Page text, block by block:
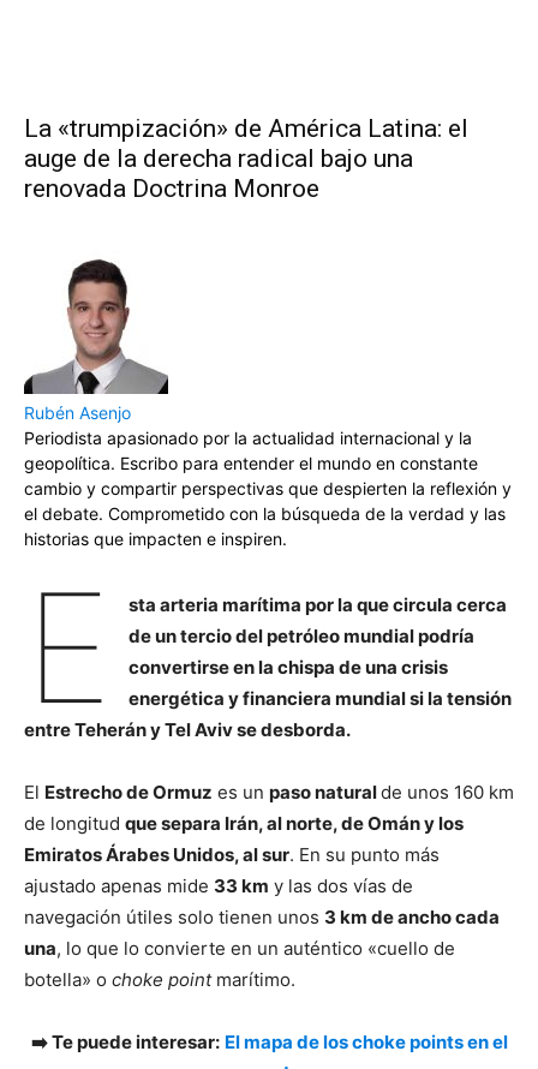
La «trumpización» de América Latina: el
auge de la derecha radical bajo una
renovada Doctrina Monroe
Rubén Asenjo
Periodista apasionado por la actualidad internacional y la
geopolítica. Escribo para entender el mundo en constante
cambio y compartir perspectivas que despierten la reflexión y
el debate. Comprometido con la búsqueda de la verdad y las
historias que impacten e inspiren.
E
sta arteria marítima por la que circula cerca
de un tercio del petróleo mundial podría
convertirse en la chispa de una crisis
energética y financiera mundial si la tensión
entre Teherán y Tel Aviv se desborda.
El Estrecho de Ormuz es un paso naturalde unos 160 km
de longitud que separa Irán, al norte, de Omán y los
Emiratos Árabes Unidos, al sur. En su punto más
ajustado apenas mide 33 km y las dos vías de
navegación útiles solo tienen unos 3 km de ancho cada
una, lo que lo convierte en un auténtico «cuello de
botella» o choke pointmarítimo.
➡️ Te puede interesar: El mapa de los choke points en el